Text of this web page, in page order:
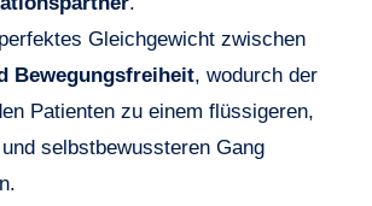
Gleichgewicht zwischen
Bewegungsfreiheit, wodurch der
Patienten zu einem flüssigeren,
selbstbewussteren Gang